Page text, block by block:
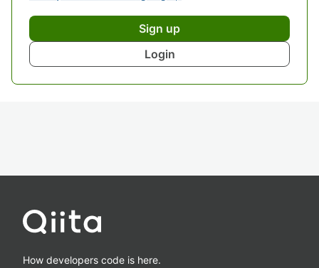
Sign up
Login
How developers code is here.